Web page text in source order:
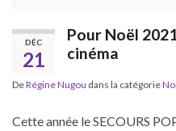
DÉC
21
Pour Noël
cinéma
DeRégine Nugou dans la catégorie
Cette année le SECOURS